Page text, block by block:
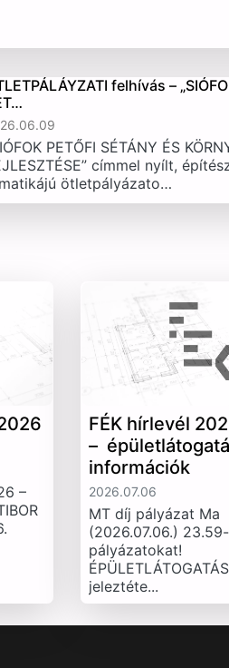
felhívás –
PETŐFI SÉTÁNY ÉS
címmel nyílt,
ötletpályázato…
–
FÉK hírlevél
–
információk
2026.07.06
MT díj pályázat Ma
(2026.07.06.)
pályázatokat!
jeleztéte...